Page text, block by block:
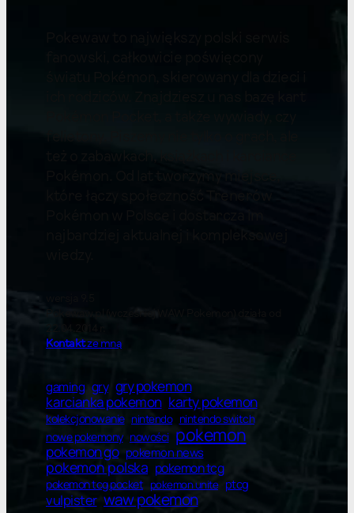
Kontaktze mną
gaming gry gry pokemon
karcianka pokemon karty pokemon
kolekcjonowanie nintendo nintendo switch
nowe pokemony nowości pokemon
pokemon go pokemon news
pokemon polska pokemon tcg
pokemon tcg pocket pokemon unite ptcg
vulpister waw pokemon